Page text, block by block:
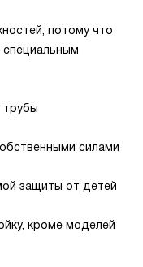
потому что
специальным
трубы
силами
защиты от детей
кроме моделей